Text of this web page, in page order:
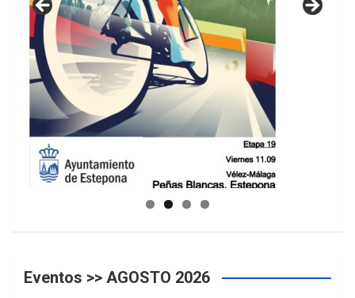
GUIA DE INSTALACIONES DEPORTIVAS
Eventos >> AGOSTO 2026